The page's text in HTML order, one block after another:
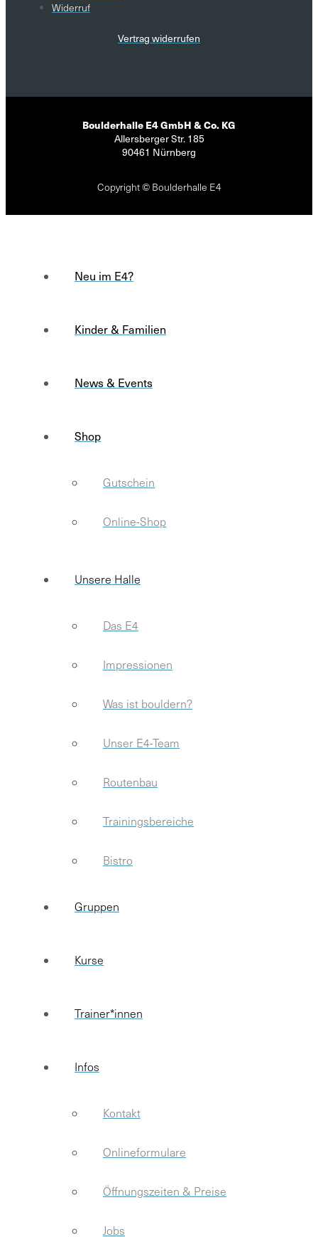
Widerruf
Vertrag widerrufen
Boulderhalle E4 GmbH & Co. KG
Allersberger Str. 185
90461 Nürnberg
Copyright © Boulderhalle E4
Neu im E4?
Kinder & Familien
News & Events
Shop
Gutschein
Online-Shop
Unsere Halle
Das E4
Impressionen
Was ist bouldern?
Unser E4-Team
Routenbau
Trainingsbereiche
Bistro
Gruppen
Kurse
Trainer*innen
Infos
Kontakt
Onlineformulare
Öffnungszeiten & Preise
Jobs